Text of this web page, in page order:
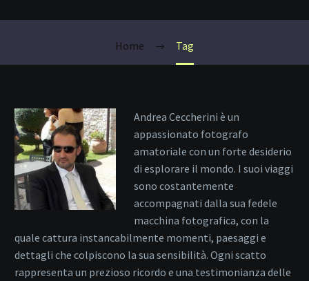
Home Tag
Andrea Ceccherini è un
appassionato fotografo
amatoriale con un forte desiderio
di esplorare il mondo. I suoi viaggi
sono costantemente
accompagnati dalla sua fedele
macchina fotografica, con la
quale cattura instancabilmente momenti, paesaggi e
dettagli che colpiscono la sua sensibilità. Ogni scatto
rappresenta un prezioso ricordo e una testimonianza delle